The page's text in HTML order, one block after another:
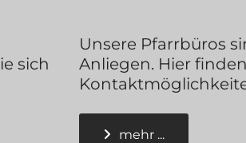
sich
Unsere Pfarrbüros
Anliegen. Hier
mehr ...